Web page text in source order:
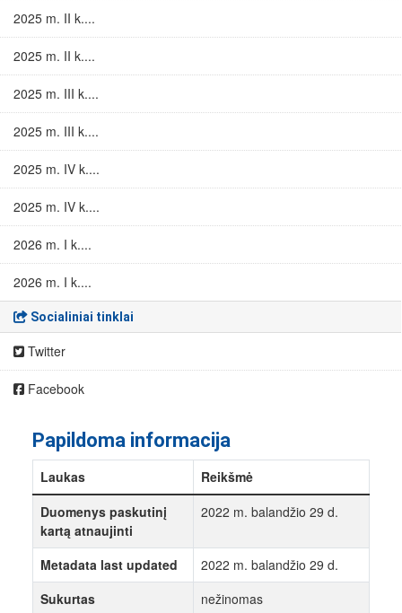
2025 m. II k....
2025 m. II k....
2025 m. III k....
2025 m. III k....
2025 m. IV k....
2025 m. IV k....
2026 m. I k....
2026 m. I k....
Socialiniai tinklai
Twitter
Facebook
Papildoma informacija
Laukas
Reikšmė
Duomenys paskutinį
kartą atnaujinti
2022 m. balandžio 29 d.
Metadata last updated
2022 m. balandžio 29 d.
Sukurtas
nežinomas